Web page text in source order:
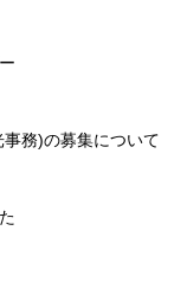
務)の募集について